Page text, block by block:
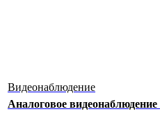
Видеонаблюдение
Аналоговое